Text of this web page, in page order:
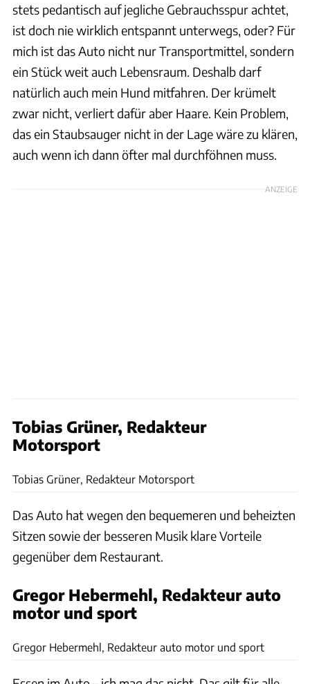
stets pedantisch auf jegliche Gebrauchsspur achtet,
ist doch nie wirklich entspannt unterwegs, oder? Für
mich ist das Auto nicht nur Transportmittel, sondern
ein Stück weit auch Lebensraum. Deshalb darf
natürlich auch mein Hund mitfahren. Der krümelt
zwar nicht, verliert dafür aber Haare. Kein Problem,
das ein Staubsauger nicht in der Lage wäre zu klären,
auch wenn ich dann öfter mal durchföhnen muss.
ANZEIGE
Tobias Grüner, Redakteur
Motorsport
Tobias Grüner, Redakteur Motorsport
Das Auto hat wegen den bequemeren und beheizten
Sitzen sowie der besseren Musik klare Vorteile
gegenüber dem Restaurant.
Gregor Hebermehl, Redakteur auto
motor und sport
Gregor Hebermehl, Redakteur auto motor und sport